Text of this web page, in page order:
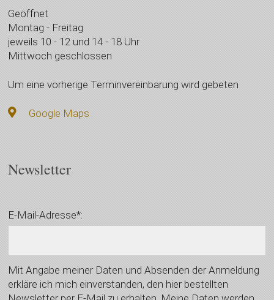
Geöffnet
Montag - Freitag
jeweils 10 - 12 und 14 - 18 Uhr
Mittwoch geschlossen
Um eine vorherige Terminvereinbarung wird gebeten
Google Maps
Newsletter
E-Mail-Adresse*:
Mit Angabe meiner Daten und Absenden der Anmeldung
erkläre ich mich einverstanden, den hier bestellten